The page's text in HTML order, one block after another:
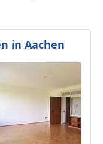
in Aachen